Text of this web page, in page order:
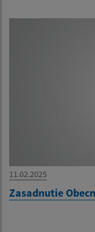
11.02.2025
Zasadnutie